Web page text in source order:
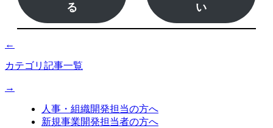
る
い
←
カテゴリ記事一覧
→
人事・組織開発担当の方へ
新規事業開発担当者の方へ